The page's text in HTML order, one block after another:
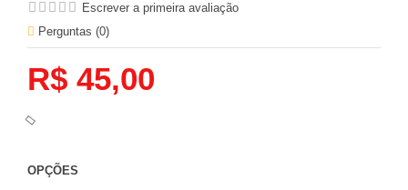
Escrever a primeira avaliação
Perguntas (0)
R$ 45,00
OPÇÕES